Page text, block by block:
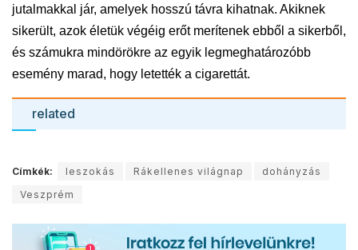
jutalmakkal jár, amelyek hosszú távra kihatnak. Akiknek
sikerült, azok életük végéig erőt merítenek ebből a sikerből,
és számukra mindörökre az egyik legmeghatározóbb
esemény marad, hogy letették a cigarettát.
related
Címkék: leszokás Rákellenes világnap
dohányzás
Veszprém